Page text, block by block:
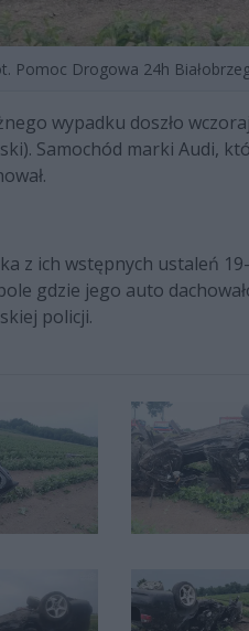
Pomoc Drogowa 24h
wypadku doszło
Samochód marki Audi,
z ich wstępnych ustaleń
gdzie jego auto
policji.